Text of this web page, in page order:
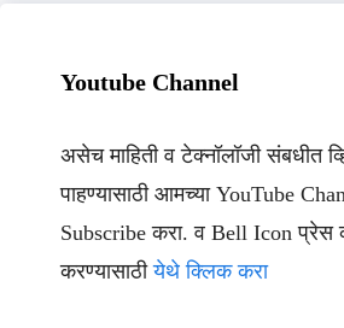
Youtube Channel
असेच माहिती व टेक्नॉलॉजी संबधीत
पाहण्यासाठी आमच्या YouTube
Subscribe करा. व Bell Icon प्रेस
करण्यासाठीयेथे क्लिक करा